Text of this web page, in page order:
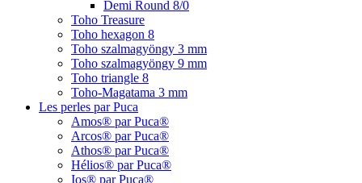
Demi Round 8/0
Toho Treasure
Toho hexagon 8
Toho szalmagyöngy 3 mm
Toho szalmagyöngy 9 mm
Toho triangle 8
Toho-Magatama 3 mm
Les perles par Puca
Amos® par Puca®
Arcos® par Puca®
Athos® par Puca®
Hélios® par Puca®
Ios® par Puca®